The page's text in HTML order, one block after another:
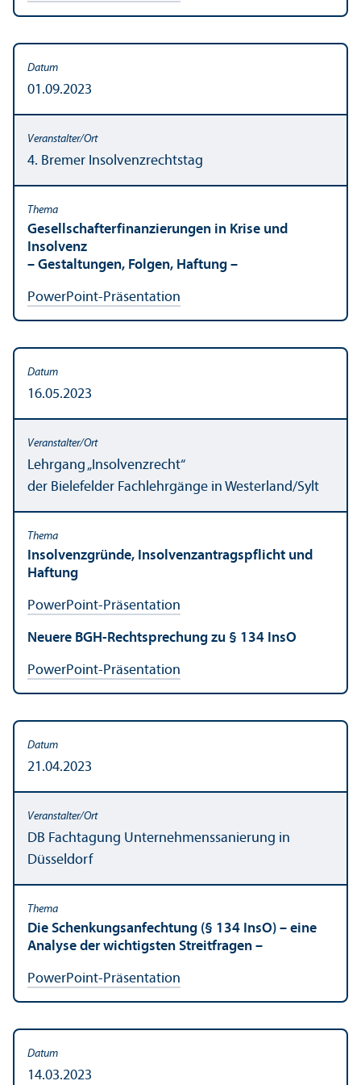
01.09.2023
4. Bremer Insolvenzrechts­tag
Gesellschaft­erfinanzierungen in Krise und
Insolvenz
– Gestaltungen, Folgen, Haftung –
PowerPoint-Präsentation
16.05.2023
Lehr­gang „Insolvenzrecht“
der Bielefelder Fach­lehr­gänge in Westerland/Sylt
Insolvenzgründe, Insolvenzantragspflicht und
Haftung
PowerPoint-Präsentation
Neuere BGH-Rechts­prechung zu § 134 InsO
PowerPoint-Präsentation
21.04.2023
DB Fach­tagung Unter­nehmens­sanierung in
Düsseldorf
Die Schenkungs­anfechtung (§ 134 InsO) – eine
Analyse der wichtigsten Streitfragen –
PowerPoint-Präsentation
14.03.2023